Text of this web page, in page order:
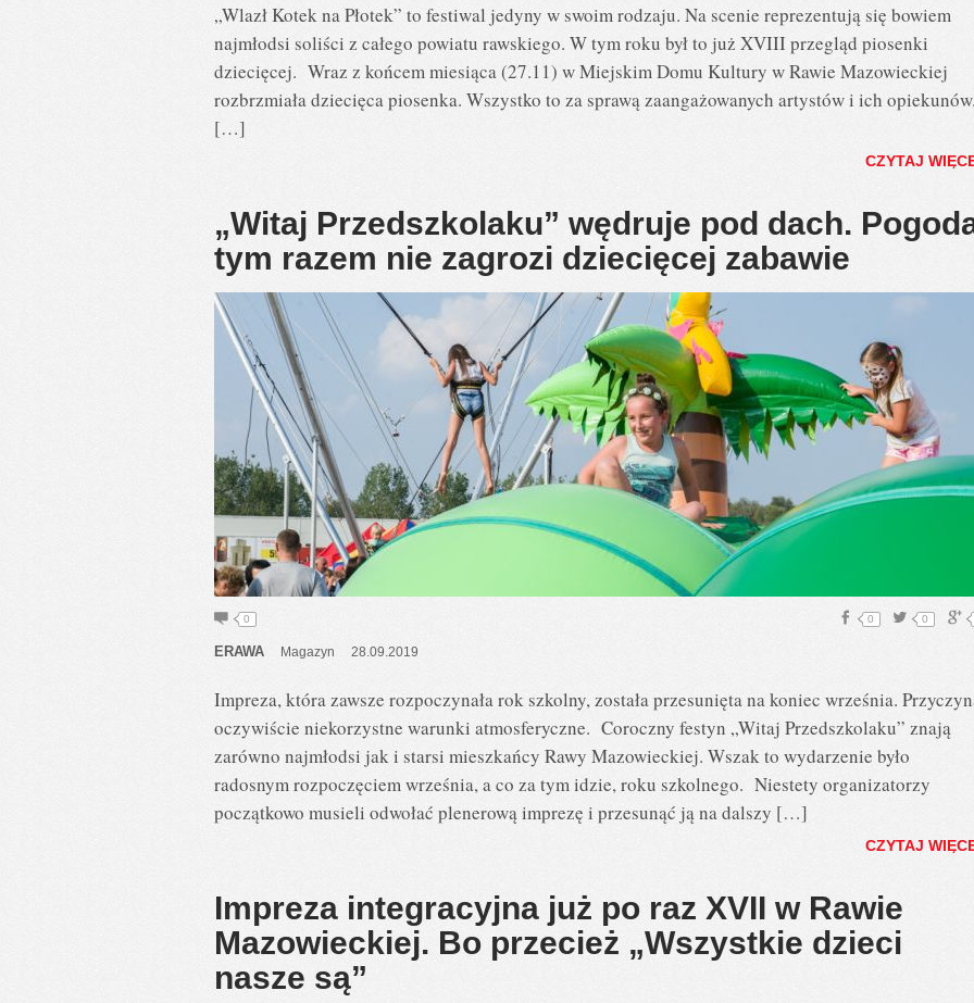
„Wlazł Kotek na Płotek” to festiwal jedyny w swoim rodzaju. Na scenie reprezentują się bowiem
najmłodsi soliści z całego powiatu rawskiego. W tym roku był to już XVIII przegląd piosenki
dziecięcej. Wraz z końcem miesiąca (27.11) w Miejskim Domu Kultury w Rawie Mazowieckiej
rozbrzmiała dziecięca piosenka. Wszystko to za sprawą zaangażowanych artystów i ich
[…]
CZYTAJ
„Witaj Przedszkolaku” wędruje pod dach.
tym razem nie zagrozi dziecięcej zabawie
0 0
0
ERAWA Magazyn 28.09.2019
Impreza, która zawsze rozpoczynała rok szkolny, została przesunięta na koniec września.
oczywiście niekorzystne warunki atmosferyczne. Coroczny festyn „Witaj Przedszkolaku” znają
zarówno najmłodsi jak i starsi mieszkańcy Rawy Mazowieckiej. Wszak to wydarzenie było
radosnym rozpoczęciem września, a co za tym idzie, roku szkolnego. Niestety organizatorzy
początkowo musieli odwołać plenerową imprezę i przesunąć ją na dalszy […]
CZYTAJ
Impreza integracyjna już po raz XVII w Rawie
Mazowieckiej. Bo przecież „Wszystkie dzieci
nasze są”